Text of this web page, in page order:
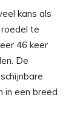
kans als
te
46 keer
De
in een breed